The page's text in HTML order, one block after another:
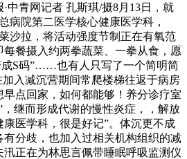
中青网记者 孔斯琪/摄8月13日，就
病院第二医学核心健康医学科，
沙拉，将活动强度节制正在有氧范
餐摄入约两拳蔬菜、一拳从食，愿
成S码”……也有人只写了一个简明简
入减沉营期间常爬楼梯往返于病房
点回家，如何都能够！养分诊疗室
，继而形成代谢的慢性炎症，，解放
医学科，很是好记”。体沉更不成
分歧，也加入过相关机构组织的减
正在为林思言佩带睡眠呼吸监测仪